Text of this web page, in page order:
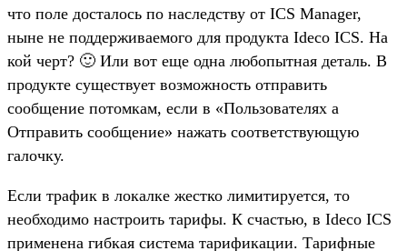
что поле досталось по наследству от ICS Manager,
ныне не поддерживаемого для продукта Ideco ICS. На
кой черт? 🙂 Или вот еще одна любопытная деталь. В
продукте существует возможность отправить
сообщение потомкам, если в «Пользователях a
Отправить сообщение» нажать соответствующую
галочку.
Если трафик в локалке жестко лимитируется, то
необходимо настроить тарифы. К счастью, в Ideco ICS
применена гибкая система тарификации. Тарифные